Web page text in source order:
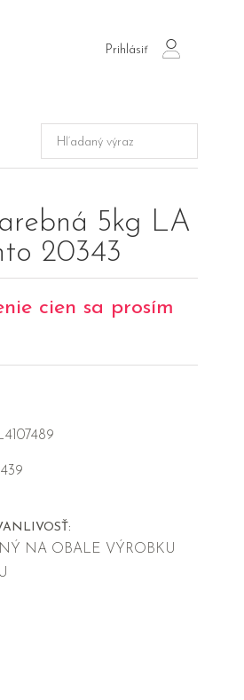
Prihlásiť
login
5kg LA
20343
cien sa prosím
NA OBALE VÝROBKU